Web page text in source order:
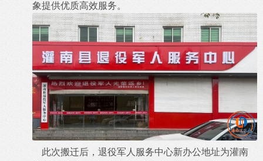
象提供优质高效服务。
此次搬迁后，退役军人服务中心新办公地址为灌南